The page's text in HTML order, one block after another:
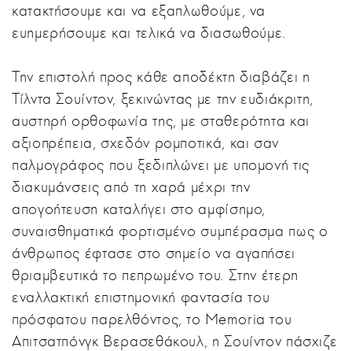
κατακτήσουμε και να εξαπλωθούμε, να
ευημερήσουμε και τελικά να διασωθούμε.
Την επιστολή προς κάθε αποδέκτη διαβάζει η
Τίλντα Σουίντον, ξεκινώντας με την ευδιάκριτη,
αυστηρή ορθοφωνία της, με σταθερότητα και
αξιοπρέπεια, σχεδόν ρομποτικά, και σαν
παλμογράφος που ξεδιπλώνει με υπομονή τις
διακυμάνσεις από τη χαρά μέχρι την
απογοήτευση καταλήγει στο αμφίσημο,
συναισθηματικά φορτισμένο συμπέρασμα πως ο
άνθρωπος έφτασε στο σημείο να αγαπήσει
θριαμβευτικά το πεπρωμένο του. Στην έτερη
εναλλακτική επιστημονική φαντασία του
πρόσφατου παρελθόντος, το Memoria του
Απιτσατπόνγκ Βερασεθάκουλ, η Σουίντον πάσχιζε